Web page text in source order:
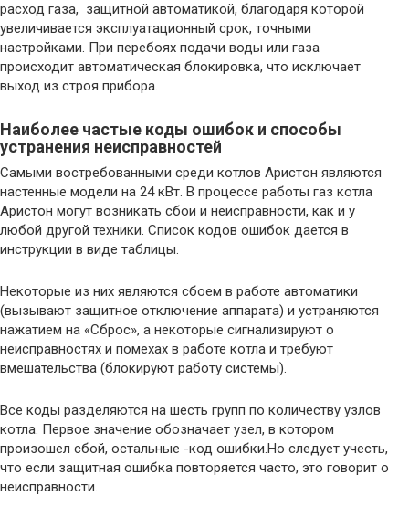
расход газа, защитной автоматикой, благодаря которой
увеличивается эксплуатационный срок, точными
настройками. При перебоях подачи воды или газа
происходит автоматическая блокировка, что исключает
выход из строя прибора.
Наиболее частые коды ошибок и способы
устранения неисправностей
Самыми востребованными среди котлов Аристон являются
настенные модели на 24 кВт. В процессе работы газ котла
Аристон могут возникать сбои и неисправности, как и у
любой другой техники. Список кодов ошибок дается в
инструкции в виде таблицы.
Некоторые из них являются сбоем в работе автоматики
(вызывают защитное отключение аппарата) и устраняются
нажатием на «Сброс», а некоторые сигнализируют о
неисправностях и помехах в работе котла и требуют
вмешательства (блокируют работу системы).
Все коды разделяются на шесть групп по количеству узлов
котла. Первое значение обозначает узел, в котором
произошел сбой, остальные -код ошибки.Но следует учесть,
что если защитная ошибка повторяется часто, это говорит о
неисправности.